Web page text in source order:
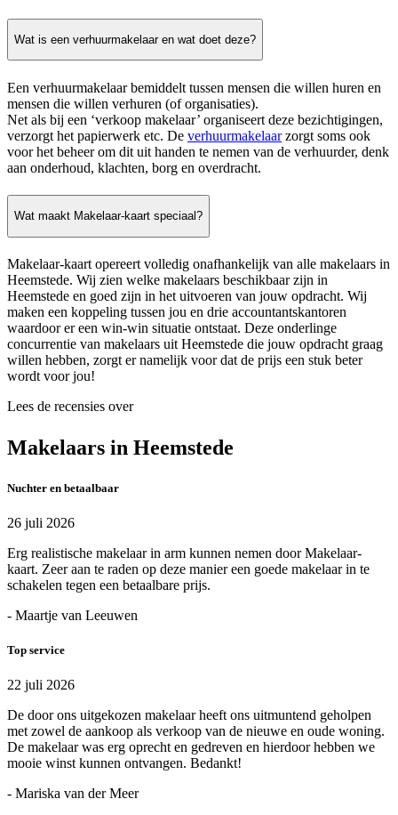
Wat is een verhuurmakelaar en wat doet deze?
Een verhuurmakelaar bemiddelt tussen mensen die willen huren en
mensen die willen verhuren (of organisaties).
Net als bij een ‘verkoop makelaar’ organiseert deze bezichtigingen,
verzorgt het papierwerk etc. De verhuurmakelaarzorgt soms ook
voor het beheer om dit uit handen te nemen van de verhuurder, denk
aan onderhoud, klachten, borg en overdracht.
Wat maakt Makelaar-kaart speciaal?
Makelaar-kaart opereert volledig onafhankelijk van alle makelaars in
Heemstede. Wij zien welke makelaars beschikbaar zijn in
Heemstede en goed zijn in het uitvoeren van jouw opdracht. Wij
maken een koppeling tussen jou en drie accountantskantoren
waardoor er een win-win situatie ontstaat. Deze onderlinge
concurrentie van makelaars uit Heemstede die jouw opdracht graag
willen hebben, zorgt er namelijk voor dat de prijs een stuk beter
wordt voor jou!
Lees de recensies over
Makelaars in Heemstede
Nuchter en betaalbaar
26 juli 2026
Erg realistische makelaar in arm kunnen nemen door Makelaar-
kaart. Zeer aan te raden op deze manier een goede makelaar in te
schakelen tegen een betaalbare prijs.
- Maartje van Leeuwen
Top service
22 juli 2026
De door ons uitgekozen makelaar heeft ons uitmuntend geholpen
met zowel de aankoop als verkoop van de nieuwe en oude woning.
De makelaar was erg oprecht en gedreven en hierdoor hebben we
mooie winst kunnen ontvangen. Bedankt!
- Mariska van der Meer